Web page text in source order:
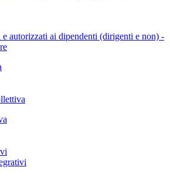
autorizzati ai dipendenti (dirigenti e non) -